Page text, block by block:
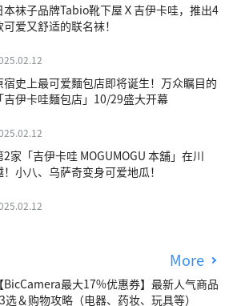
本袜子品牌Tabio靴下屋Ｘ吉伊卡哇，推出4
可爱又舒适的联名袜！
宿史上最可爱麵包店即将诞生！万众瞩目的
「吉伊卡哇麵包店」10/29盛大开幕
2家「吉伊卡哇 MOGUMOGU 本舖」在川
！小八、乌萨奇变身可爱地瓜！
More
【BicCamera最大17%优惠券】最新人气商品
选＆购物攻略（电器、药妆、玩具等）